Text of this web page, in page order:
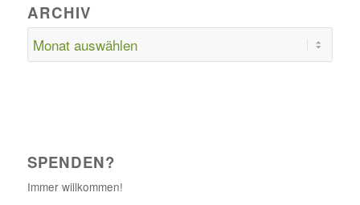
ARCHIV
SPENDEN?
Immer willkommen!